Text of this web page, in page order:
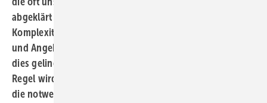
abgeklärt werden und je nach Schweregrad und
Komplexität der Erkrankung die ambulanten Strukturen
und Angebote bedarfsgerecht genutzt werden. Damit
dies gelingt, soll eine ärztliche Ansprechperson, in der
Regel wird das eine Hausärztin oder ein Hausarzt sein,
die notwendigen Untersuchungen und Behandlungs-